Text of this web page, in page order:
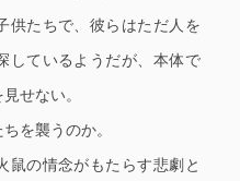
供たちで、彼らはただ人を
しているようだが、本体で
せない。
を襲うのか。
鼠の情念がもたらす悲劇と